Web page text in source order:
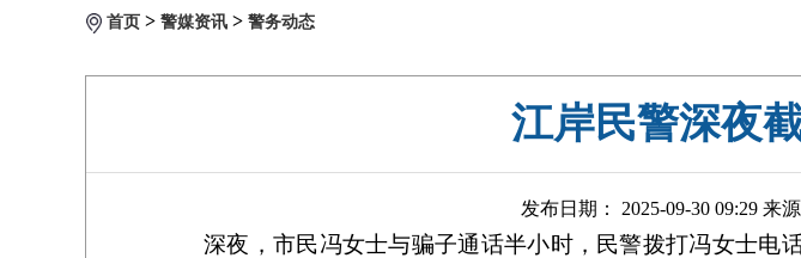
首页 > 警媒资讯 > 警务动态
江岸民警深夜
发布日期： 2025-09-30 09:29 来源
深夜，市民冯女士与骗子通话半小时，民警拨打冯女士电